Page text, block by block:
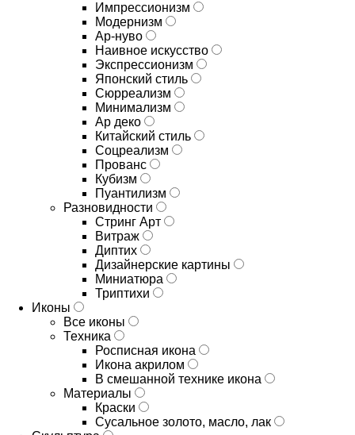
Импрессионизм
Модернизм
Ар-нуво
Наивное искусство
Экспрессионизм
Японский стиль
Сюрреализм
Минимализм
Ар деко
Китайский стиль
Соцреализм
Прованс
Кубизм
Пуантилизм
Разновидности
Стринг Арт
Витраж
Диптих
Дизайнерские картины
Миниатюра
Триптихи
Иконы
Все иконы
Техника
Росписная икона
Икона акрилом
В смешанной технике икона
Материалы
Краски
Сусальное золото, масло, лак